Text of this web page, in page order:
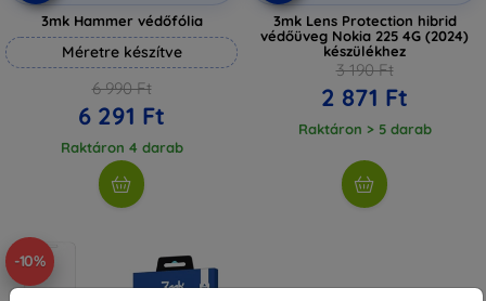
3mk Hammer védőfólia
Méretre készítve
6 990 Ft
6 291 Ft
Raktáron 4 darab
3mk Lens Protection hibrid
védőüveg Nokia 225 4G (2024)
készülékhez
3 190 Ft
2 871 Ft
Raktáron > 5 darab
-10%